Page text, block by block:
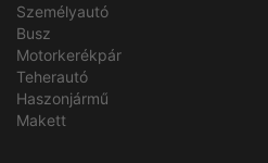
Személyautó
Busz
Motorkerékpár
Teherautó
Haszonjármű
Makett